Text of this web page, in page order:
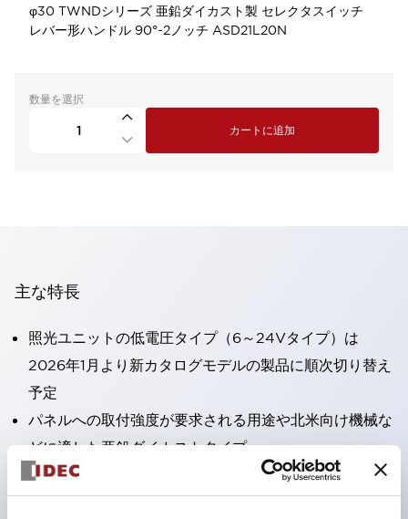
φ30 TWNDシリーズ 亜鉛ダイカスト製 セレクタスイッチ
レバー形ハンドル 90°-2ノッチ ASD21L20N
数量を選択
カートに追加
主な特長
照光ユニットの低電圧タイプ（6～24Vタイプ）は
2026年1月より新カタログモデルの製品に順次切り替え
予定
パネルへの取付強度が要求される用途や北米向け機械な
どに適した亜鉛ダイカストタイプ
フィンガープロテクション構造、ねじアップ端子構造、
保護構造IP20に対応したHW-U形コンタクトブロック